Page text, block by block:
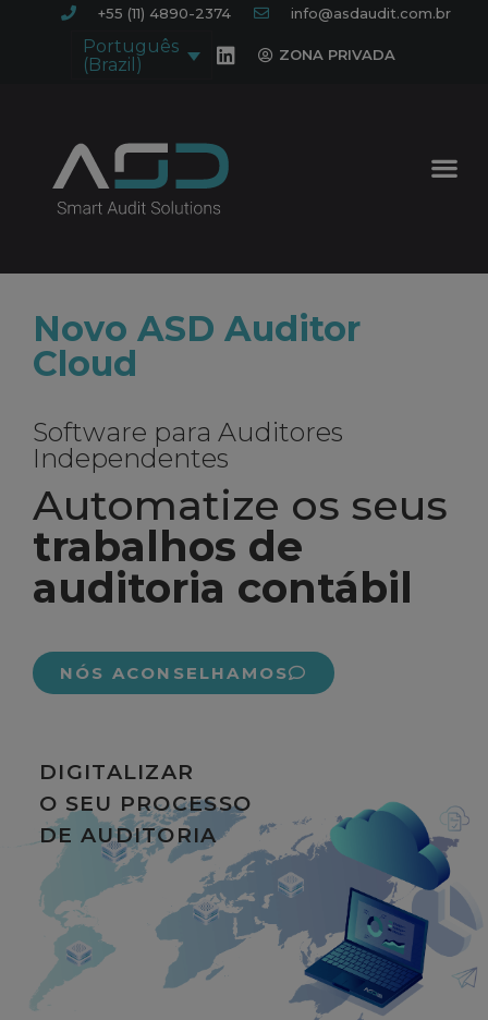
+55 (11) 4890-2374 info@asdaudit.com.br
Português
(Brazil)
ZONA PRIVADA
Novo ASD Auditor
Cloud
Software para Auditores
Independentes
Automatize os seus
trabalhos de
auditoria contábil
NÓS ACONSELHAMOS
DIGITALIZAR
O SEU PROCESSO
DE AUDITORIA